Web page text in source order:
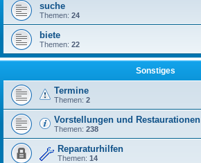
suche
Themen: 24
biete
Themen: 22
Sonstiges
Termine
Themen: 2
Vorstellungen und Restaurationen
Themen: 238
Reparaturhilfen
Themen: 14